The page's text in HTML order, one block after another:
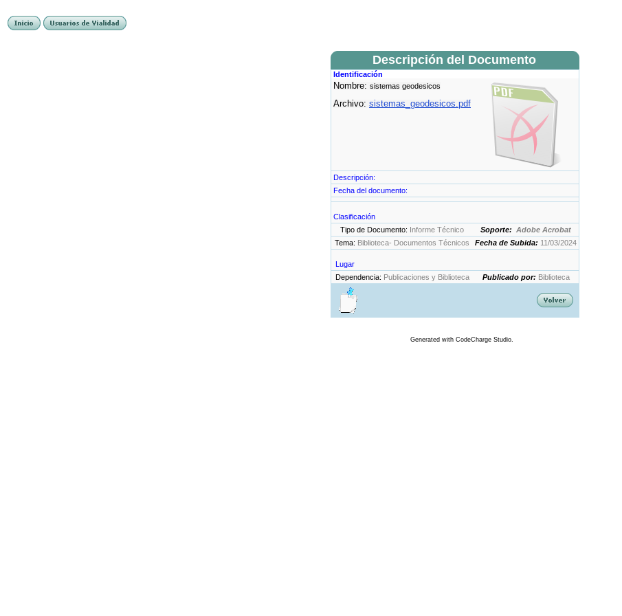
Descripción del Documento
Identificación
Nombre: sistemas geodesicos
Archivo: sistemas_geodesicos.pdf
Descripción:
Fecha del documento:
Clasificación
Tipo de Documento: Informe Técnico Soporte: Adobe Acrobat
Tema: Biblioteca- Documentos Técnicos Fecha de Subida: 11/03/2024
Lugar
Dependencia: Publicaciones y Biblioteca Publicado por: Biblioteca
Generated with CodeCharge Studio.